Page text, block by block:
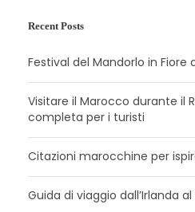
Recent Posts
Festival del Mandorlo in
Visitare il Marocco durante il
completa per i turisti
Citazioni marocchine per
Guida di viaggio dall’Irlanda